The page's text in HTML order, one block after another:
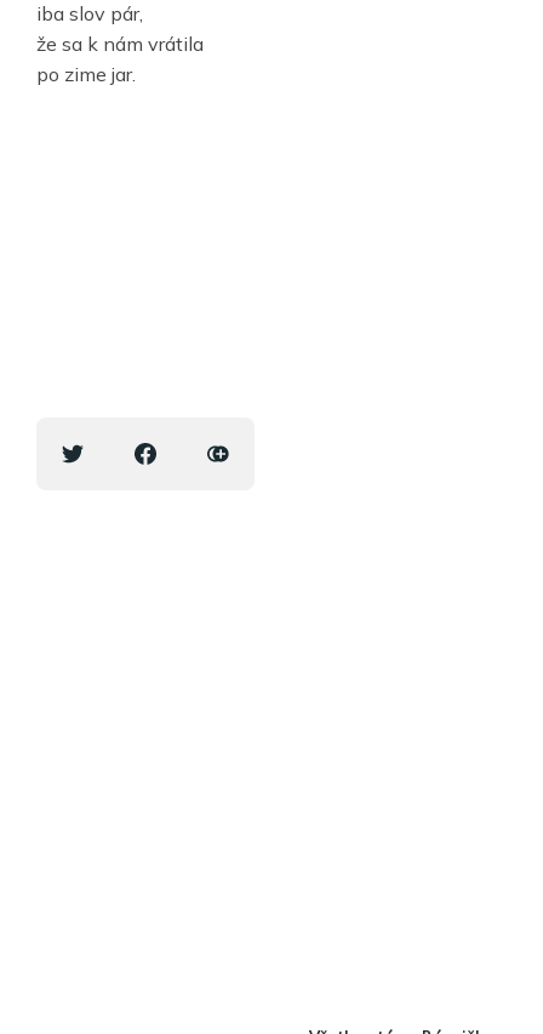
iba slov pár,
že sa k nám vrátila
po zime jar.